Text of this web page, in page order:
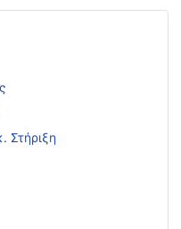
Στήριξη